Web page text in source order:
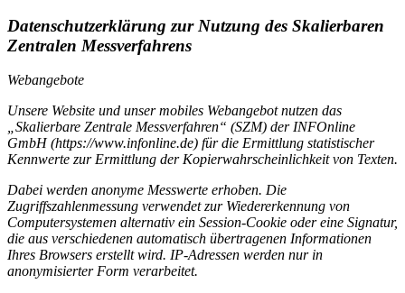
Datenschutzerklärung zur Nutzung des Skalierbaren
Zentralen Messverfahrens
Webangebote
Unsere Website und unser mobiles Webangebot nutzen das
„Skalierbare Zentrale Messverfahren“ (SZM) der INFOnline
GmbH (https://www.infonline.de) für die Ermittlung statistischer
Kennwerte zur Ermittlung der Kopierwahrscheinlichkeit von Texten.
Dabei werden anonyme Messwerte erhoben. Die
Zugriffszahlenmessung verwendet zur Wiedererkennung von
Computersystemen alternativ ein Session-Cookie oder eine Signatur,
die aus verschiedenen automatisch übertragenen Informationen
Ihres Browsers erstellt wird. IP-Adressen werden nur in
anonymisierter Form verarbeitet.